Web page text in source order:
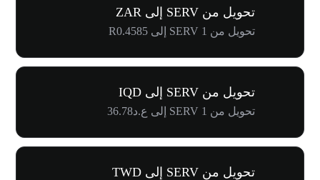
تحويل من SERV إلى ZAR
تحويل من 1 SERV إلى R0.4585
تحويل من SERV إلى IQD
تحويل من 1 SERV إلى ع.د36.78
تحويل من SERV إلى TWD